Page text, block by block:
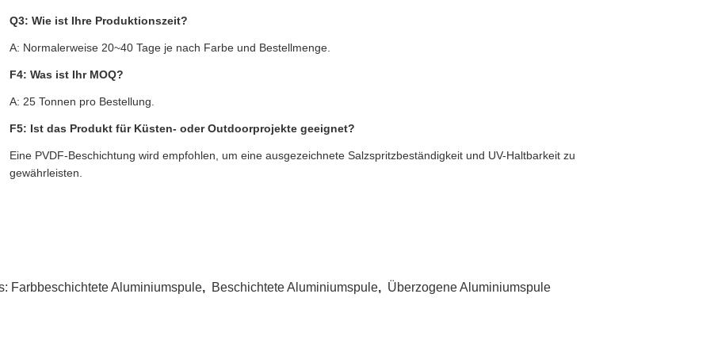
Q3: Wie ist Ihre Produktionszeit?
A: Normalerweise 20~40 Tage je nach Farbe und Bestellmenge.
F4: Was ist Ihr MOQ?
A: 25 Tonnen pro Bestellung.
F5: Ist das Produkt für Küsten- oder Outdoorprojekte geeignet?
Eine PVDF-Beschichtung wird empfohlen, um eine ausgezeichnete Salzspritzbeständigkeit und UV-Haltbarkeit zu
gewährleisten.
Farbbeschichtete Aluminiumspule, Beschichtete Aluminiumspule, Überzogene Aluminiumspule